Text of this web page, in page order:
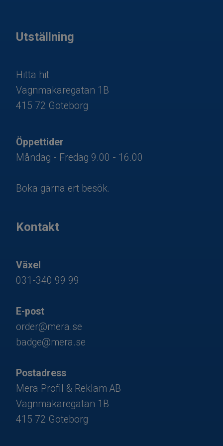
Utställning
Hitta hit
Vagnmakaregatan 1B
​415 72 Göteborg
Öppettider​​​​​​​
Måndag - Fredag 9.00 - 16.00
Boka gärna ert besök.
Kontakt
Växel
031-340 99 99
E-post
order@mera.se
badge@mera.se
Postadress
Mera Profil & Reklam AB
Vagnmakaregatan 1B
415 72 Göteborg